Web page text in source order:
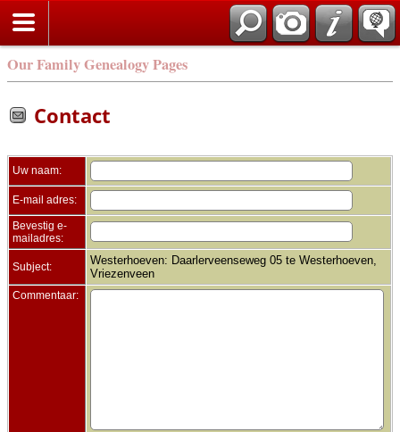
Our Family Genealogy Pages
Contact
Uw naam:
E-mail adres:
Bevestig e-
mailadres:
Subject:
Westerhoeven: Daarlerveenseweg 05 te Westerhoeven,
Vriezenveen
Commentaar: